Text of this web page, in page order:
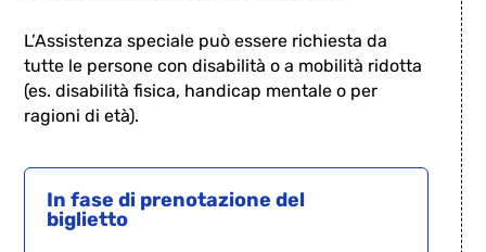
L’Assistenza speciale può essere richiesta da
tutte le persone con disabilità o a mobilità ridotta
(es. disabilità fisica, handicap mentale o per
ragioni di età).
In fase di prenotazione del
biglietto